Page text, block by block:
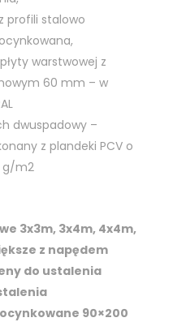
profili stalowo
warstwowej z
60 mm – w
dwuspadowy –
z plandeki PCV o
g/m2
3x3m, 3x4m, 4x4m,
z napędem
do ustalenia
90×200